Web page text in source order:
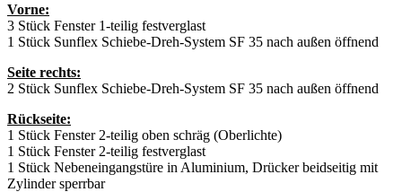
Vorne:
3 Stück Fenster 1-teilig festverglast
1 Stück Sunflex Schiebe-Dreh-System SF 35 nach außen öffnend
Seite rechts:
2 Stück Sunflex Schiebe-Dreh-System SF 35 nach außen öffnend
Rückseite:
1 Stück Fenster 2-teilig oben schräg (Oberlichte)
1 Stück Fenster 2-teilig festverglast
1 Stück Nebeneingangstüre in Aluminium, Drücker beidseitig mit
Zylinder sperrbar